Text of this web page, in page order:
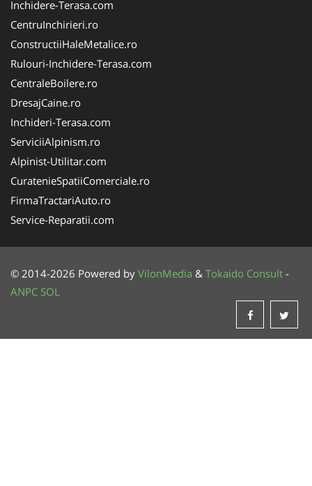
Inchidere-Terasa.com
CentruInchirieri.ro
ConstructiiHaleMetalice.ro
Rulouri-Inchidere-Terasa.com
CentraleBoilere.ro
DresajCaine.ro
Inchideri-Terasa.com
ServiciiAlpinism.ro
Alpinist-Utilitar.com
CuratenieSpatiiComerciale.ro
FirmaTractariAuto.ro
Service-Reparatii.com
© 2014-2026 Powered by VilonMedia & Tokaido Consult -
ANPC SOL